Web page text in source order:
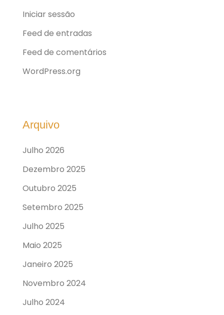
Iniciar sessão
Feed de entradas
Feed de comentários
WordPress.org
Arquivo
Julho 2026
Dezembro 2025
Outubro 2025
Setembro 2025
Julho 2025
Maio 2025
Janeiro 2025
Novembro 2024
Julho 2024